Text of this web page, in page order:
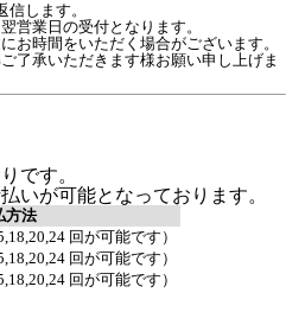
します。
営業日の受付となります。
お時間をいただく場合がございます。
了承いただきます様お願い申し上げま
です。
いが可能となっております。
方法
回が可能です）
回が可能です）
回が可能です）